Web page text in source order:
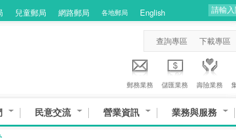
兒童郵局 網路郵局 各地郵局 English
查詢專區 下載專區
郵務業務 儲匯業務 壽險業務
民意交流 營業資訊 業務與服務